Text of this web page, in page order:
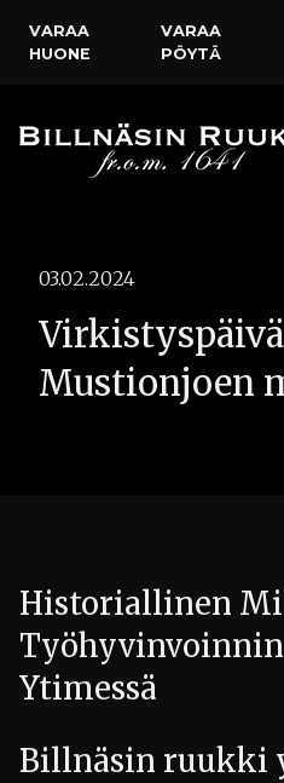
VARAA
HUONE
VARAA
PÖYTÄ
03.02.2024
Virkistyspäivä
Mustionjoen
Historiallinen
Ytimessä
Billnäsin ruukki